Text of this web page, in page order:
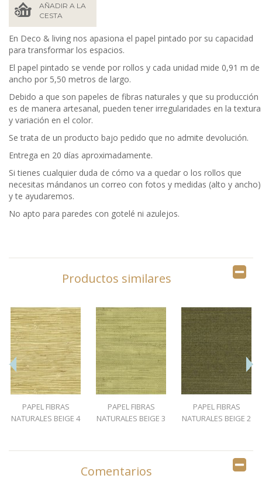
AÑADIR A LA
CESTA
En Deco & living nos apasiona el papel pintado por su capacidad
para transformar los espacios.
El papel pintado se vende por rollos y cada unidad mide 0,91 m de
ancho por 5,50 metros de largo.
Debido a que son papeles de fibras naturales y que su producción
es de manera artesanal, pueden tener irregularidades en la textura
y variación en el color.
Se trata de un producto bajo pedido que no admite devolución.
Entrega en 20 días aproximadamente.
Si tienes cualquier duda de cómo va a quedar o los rollos que
necesitas mándanos un correo con fotos y medidas (alto y ancho)
y te ayudaremos.
No apto para paredes con gotelé ni azulejos.
Productos similares
PAPEL FIBRAS
NATURALES BEIGE 4
PAPEL FIBRAS
NATURALES BEIGE 3
PAPEL FIBRAS
NATURALES BEIGE 2
Comentarios